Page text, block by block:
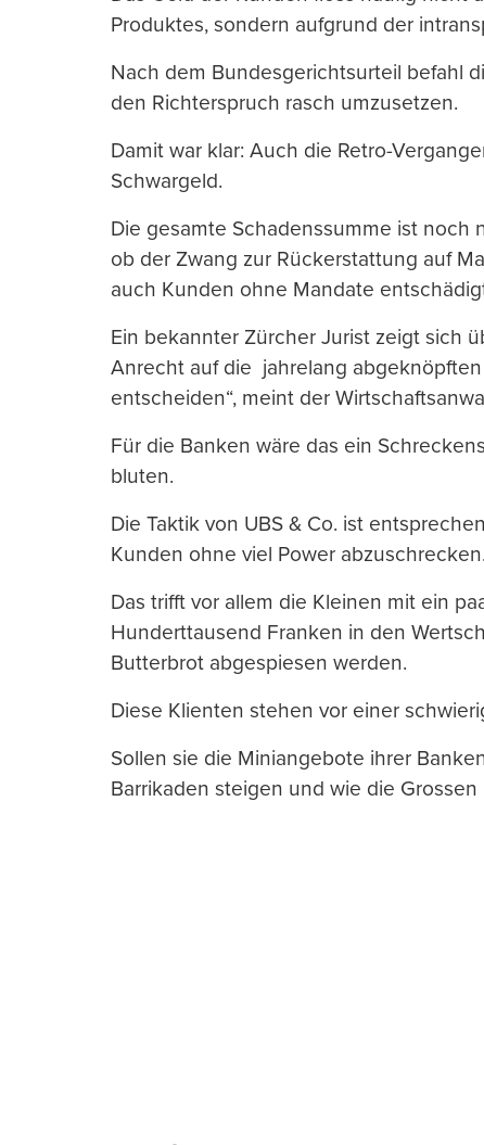
Produktes, sondern aufgrund der
Nach dem Bundesgerichtsurteil befahl
den Richterspruch rasch umzusetzen.
Damit war klar: Auch die Retro-
Schwargeld.
Die gesamte Schadenssumme ist noch
ob der Zwang zur Rückerstattung auf
auch Kunden ohne Mandate
Ein bekannter Zürcher Jurist zeigt sich
Anrecht auf die jahrelang
entscheiden“, meint der
Für die Banken wäre das ein
bluten.
Die Taktik von UBS & Co. ist
Kunden ohne viel Power abzuschrecken.
Das trifft vor allem die Kleinen mit ein
Hunderttausend Franken in den
Butterbrot abgespiesen werden.
Diese Klienten stehen vor einer
Sollen sie die Miniangebote ihrer
Barrikaden steigen und wie die